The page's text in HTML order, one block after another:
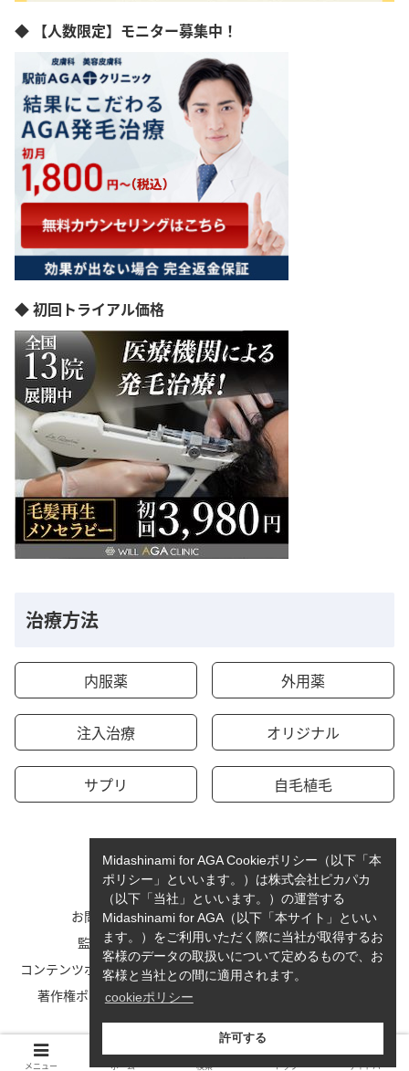
◆ 【人数限定】モニター募集中！
◆ 初回トライアル価格
治療方法
内服薬 外用薬
注入治療 オリジナル
サプリ 自毛植毛
お問い合わせ
運営者情報
監修者一覧
cookieポリシーについて
コンテンツポリシーと運営指針
利用規約
著作権ポリシー/免責事項
サイトマップ
© 2023-2026 Midashinami for AGA.
メニュー ホーム 検索 トップ サイドバー
Midashinami for AGA Cookieポリシー（以下「本
ポリシー」といいます。）は株式会社ピカパカ
（以下「当社」といいます。）の運営する
Midashinami for AGA（以下「本サイト」といい
ます。）をご利用いただく際に当社が取得するお
客様のデータの取扱いについて定めるもので、お
客様と当社との間に適用されます。
cookieポリシー
許可する